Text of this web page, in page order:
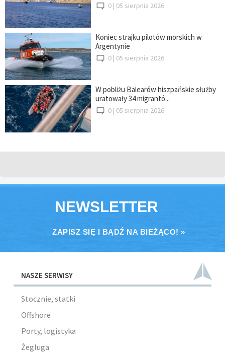
0 | 05 sierpnia 2026
Koniec strajku pilotów morskich w
Argentynie
0 | 05 sierpnia 2026
W pobliżu Balearów hiszpańskie służby
uratowały 34 migrantó...
0 | 05 sierpnia 2026
NEWSLETTER
ZAPISZ SIĘ I BĄDŹ NA BIEŻĄCO! »
NASZE SERWISY
Stocznie, statki
Offshore
Porty, logistyka
Żegluga